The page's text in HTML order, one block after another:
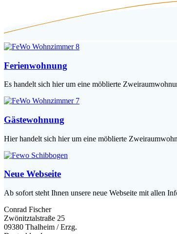
Ferienwohnung
Es handelt sich hier um eine möblierte
Gästewohnung
Hier handelt sich hier um eine möblierte
Neue Webseite
Ab sofort steht Ihnen unsere neue Webseite mit allen
Conrad Fischer
Zwönitztalstraße 25
09380 Thalheim / Erzg.